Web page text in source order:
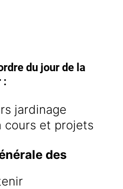
du jour de la
:
jardinage
cours et projets
des